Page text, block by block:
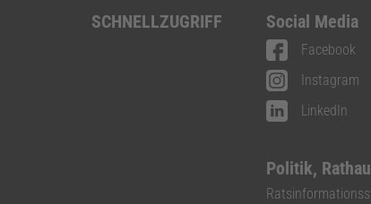
SCHNELLZUGRIFF Social Media
Facebook
Instagram
LinkedIn
Politik,